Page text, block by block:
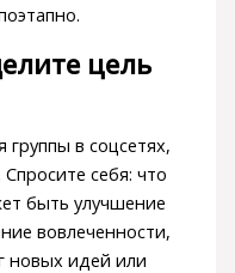
цель
группы в соцсетях,
себя: что
быть улучшение
вовлеченности,
новых идей или